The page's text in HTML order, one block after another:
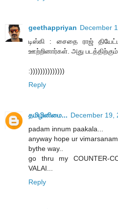
geethappriyan December
டிஸ்கி : சைதை ராஜ்
ஊற்றினார்கள். அது
:))))))))))))))
Reply
தமிழினிமை... December 19,
padam innum paakala...
anyway hope ur
bythe way..
go thru my COUNTER-
VALAI...
Reply